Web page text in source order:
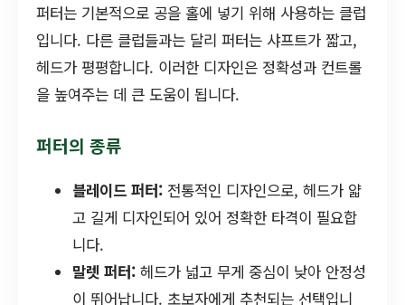
퍼터는 기본적으로 공을 홀에 넣기 위해 사용하는 클럽
입니다. 다른 클럽들과는 달리 퍼터는 샤프트가 짧고,
헤드가 평평합니다. 이러한 디자인은 정확성과 컨트롤
을 높여주는 데 큰 도움이 됩니다.
퍼터의 종류
블레이드 퍼터: 전통적인 디자인으로, 헤드가 얇
고 길게 디자인되어 있어 정확한 타격이 필요합
니다.
말렛 퍼터: 헤드가 넓고 무게 중심이 낮아 안정성
이 뛰어납니다. 초보자에게 추천되는 선택입니